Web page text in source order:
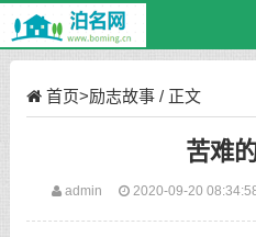
首页>励志故事/ 正文
苦难
admin 2020-09-20